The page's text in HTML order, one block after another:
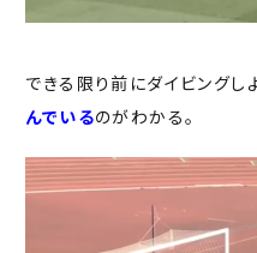
できる限り前にダイビングしよ
んでいるのがわかる。